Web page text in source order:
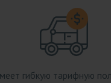
гибкую тарифную